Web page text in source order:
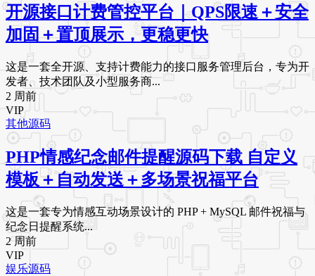
开源接口计费管控平台｜QPS限速＋安全
加固＋置顶展示，更稳更快
这是一套全开源、支持计费能力的接口服务管理后台，专为开
发者、技术团队及小型服务商...
2 周前
VIP
其他源码
PHP情感纪念邮件提醒源码下载 自定义
模板＋自动发送＋多场景祝福平台
这是一套专为情感互动场景设计的 PHP + MySQL 邮件祝福与
纪念日提醒系统...
2 周前
VIP
娱乐源码